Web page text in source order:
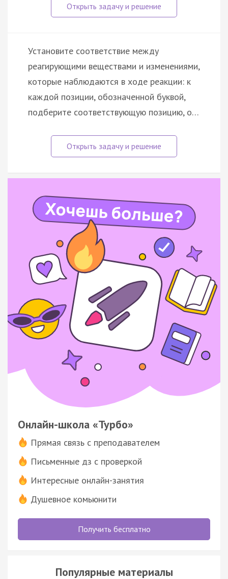
Установите соответствие между
реагирующими веществами и изменениями,
которые наблюдаются в ходе реакции: к
каждой позиции, обозначенной буквой,
подберите соответствующую позицию, о…
Онлайн-школа «Турбо»
Прямая связь с преподавателем
Письменные дз с проверкой
Интересные онлайн-занятия
Душевное комьюнити
Получить бесплатно
Популярные материалы